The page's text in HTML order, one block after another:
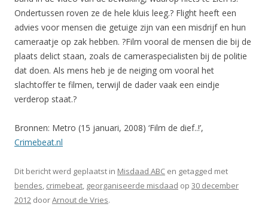
Ondertussen roven ze de hele kluis leeg.? Flight heeft een
advies voor mensen die getuige zijn van een misdrijf en hun
cameraatje op zak hebben. ?Film vooral de mensen die bij de
plaats delict staan, zoals de cameraspecialisten bij de politie
dat doen. Als mens heb je de neiging om vooral het
slachtoffer te filmen, terwijl de dader vaak een eindje
verderop staat.?
Bronnen: Metro (15 januari, 2008) ‘Film de dief..!’,
Crimebeat.nl
Dit bericht werd geplaatst in Misdaad ABC en getagged met
bendes, crimebeat, georganiseerde misdaad op 30 december
2012 doorArnout de Vries.